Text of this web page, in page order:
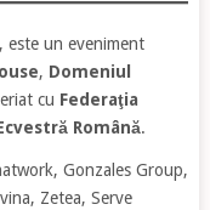
este un eveniment
, Domeniul
cu Federaţia
Română.
Gonzales Group,
Zetea, Serve